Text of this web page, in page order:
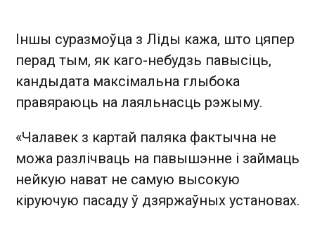
Іншы суразмоўца з Ліды кажа, што цяпер
перад тым, як каго-небудзь павысіць,
кандыдата максімальна глыбока
правяраюць на лаяльнасць рэжыму.
«Чалавек з картай паляка фактычна не
можа разлічваць на павышэнне і займаць
нейкую нават не самую высокую
кіруючую пасаду ў дзяржаўных установах.